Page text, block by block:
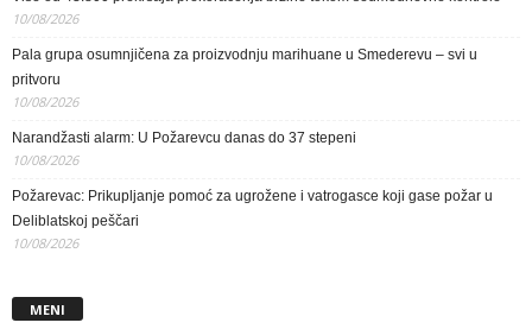
10/08/2026
Pala grupa osumnjičena za proizvodnju marihuane u Smederevu – svi u
pritvoru
10/08/2026
Narandžasti alarm: U Požarevcu danas do 37 stepeni
10/08/2026
Požarevac: Prikupljanje pomoć za ugrožene i vatrogasce koji gase požar u
Deliblatskoj peščari
10/08/2026
MENI